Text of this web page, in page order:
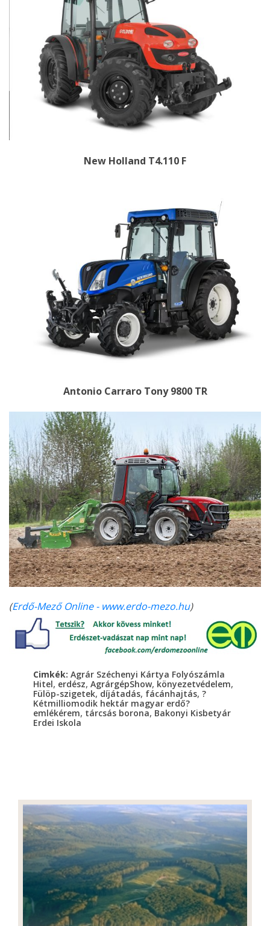
New Holland T4.110 F
Antonio Carraro Tony 9800 TR
(Erdő-Mező Online - www.erdo-mezo.hu)
Cimkék: Agrár Széchenyi Kártya Folyószámla
Hitel, erdész, AgrárgépShow, könyezetvédelem,
Fülöp-szigetek,díjátadás, fácánhajtás, ?
Kétmilliomodik hektár magyar erdő?
emlékérem, tárcsás borona, Bakonyi Kisbetyár
Erdei Iskola